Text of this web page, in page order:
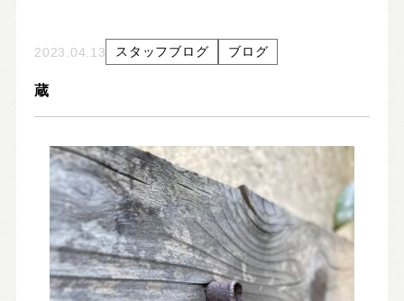
注文住宅
re:tsumugi マンションリノベ
不動産/土地・物件情報
暮らしの実例集
2023.04.13 スタッフブログ ブログ
蔵